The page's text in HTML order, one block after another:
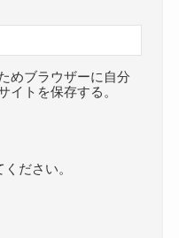
めブラウザーに自分
イトを保存する。
ださい。